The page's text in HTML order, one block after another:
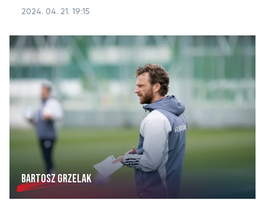
2024. 04. 21. 19:15
BARTOSZ GRZELAK